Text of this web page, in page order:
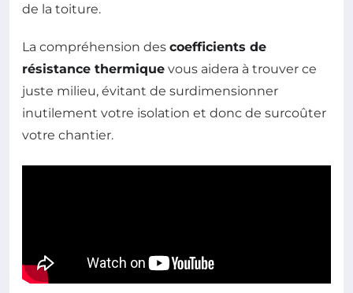
de la toiture.
La compréhension des coefficients de
résistance thermique vous aidera à trouver ce
juste milieu, évitant de surdimensionner
inutilement votre isolation et donc de surcoûter
votre chantier.